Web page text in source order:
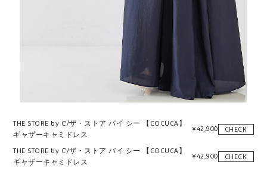
THE STORE by C'/ザ・ストア バイ シー 【COCUCA】
ギャザーキャミドレス
¥42,900 CHECK
THE STORE by C'/ザ・ストア バイ シー 【COCUCA】
ギャザーキャミドレス
¥42,900 CHECK